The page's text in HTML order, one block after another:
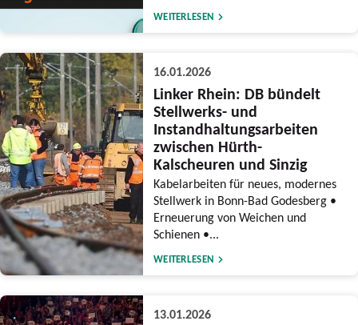
WEITERLESEN
16.01.2026
Linker Rhein: DB bündelt
Stellwerks- und
Instandhaltungsarbeiten
zwischen Hürth-
Kalscheuren und Sinzig
Kabelarbeiten für neues, modernes
Stellwerk in Bonn-Bad Godesberg •
Erneuerung von Weichen und
Schienen •...
WEITERLESEN
13.01.2026